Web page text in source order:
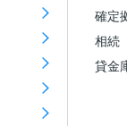
確定
相続
貸金